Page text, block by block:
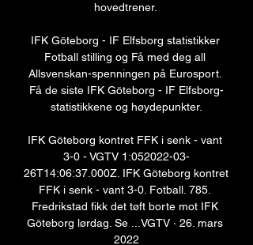
hovedtrener.
IFK Göteborg - IF Elfsborg statistikker
Fotball stilling og Få med deg all
Allsvenskan-spenningen på Eurosport.
Få de siste IFK Göteborg - IF Elfsborg-
statistikkene og høydepunkter.
IFK Göteborg kontret FFK i senk - vant
3-0 - VGTV 1:052022-03-
26T14:06:37.000Z. IFK Göteborg kontret
FFK i senk - vant 3-0. Fotball. 785.
Fredrikstad fikk det tøft borte mot IFK
Göteborg lørdag. Se ...VGTV · 26. mars
2022